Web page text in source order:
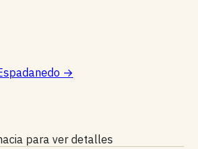
→
para ver detalles